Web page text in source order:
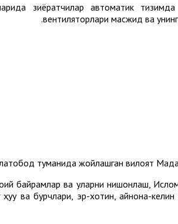
зиёратчилар автоматик
вентиляторлари масжид ва
туманида жойлашган вилоят
байрамлар ва уларни нишонлаш,
ва бурчлари, эр-хотин, қайнона-